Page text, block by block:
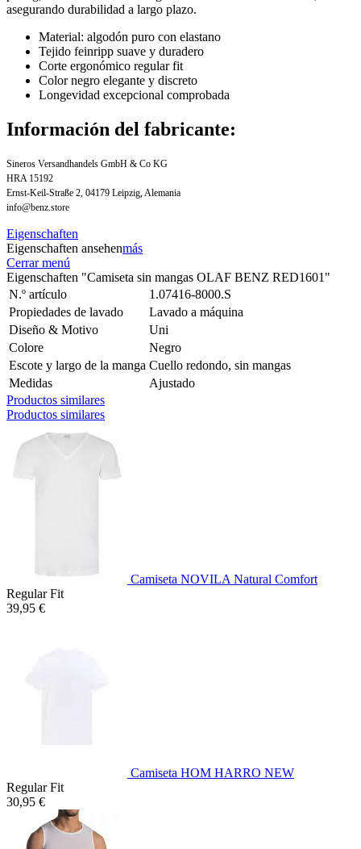
asegurando durabilidad a largo plazo.
Material: algodón puro con elastano
Tejido feinripp suave y duradero
Corte ergonómico regular fit
Color negro elegante y discreto
Longevidad excepcional comprobada
Información del fabricante:
Sineros Versandhandels GmbH & Co KG
HRA 15192
Ernst-Keil-Straße 2, 04179 Leipzig, Alemania
info@benz.store
Eigenschaften
Eigenschaften ansehenmás
Cerrar menú
Eigenschaften "Camiseta sin mangas OLAF BENZ RED1601"
N.º artículo
1.07416-8000.S
Propiedades de lavado
Lavado a máquina
Diseño & Motivo
Uni
Colore
Negro
Escote y largo de la manga Cuello redondo, sin mangas
Medidas
Ajustado
Productos similares
Productos similares
Camiseta NOVILA Natural Comfort
Regular Fit
39,95 €
Camiseta HOM HARRO NEW
Regular Fit
30,95 €